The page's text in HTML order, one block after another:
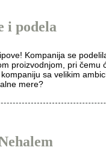
i podela
Kompanija se
proizvodnjom, pri čemu
sa velikim
mere?